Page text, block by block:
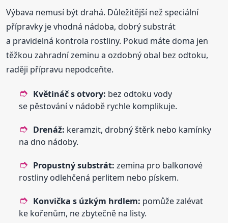
Výbava nemusí být drahá. Důležitější než speciální
přípravky je vhodná nádoba, dobrý substrát
a pravidelná kontrola rostliny. Pokud máte doma jen
těžkou zahradní zeminu a ozdobný obal bez odtoku,
raději přípravu nepodceňte.
Květináč s otvory: bez odtoku vody
se pěstování v nádobě rychle komplikuje.
Drenáž: keramzit, drobný štěrk nebo kamínky
na dno nádoby.
Propustný substrát: zemina pro balkonové
rostliny odlehčená perlitem nebo pískem.
Konvička s úzkým hrdlem: pomůže zalévat
ke kořenům, ne zbytečně na listy.